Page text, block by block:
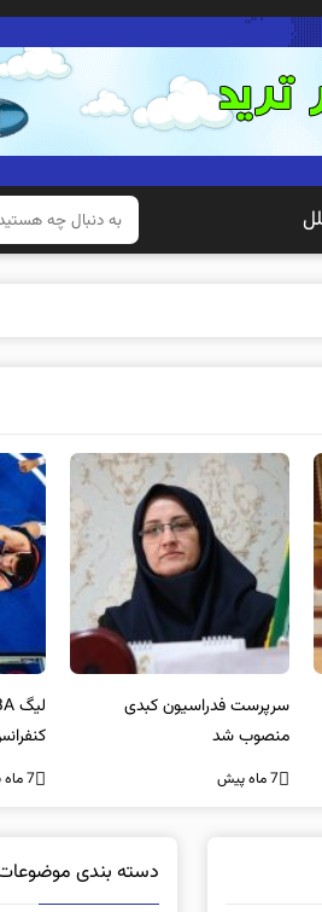
سرپرست فدراسیون کبدی
منصوب شد
7 ماه پیش
غیاب
7 ماه پیش
دسته بندی